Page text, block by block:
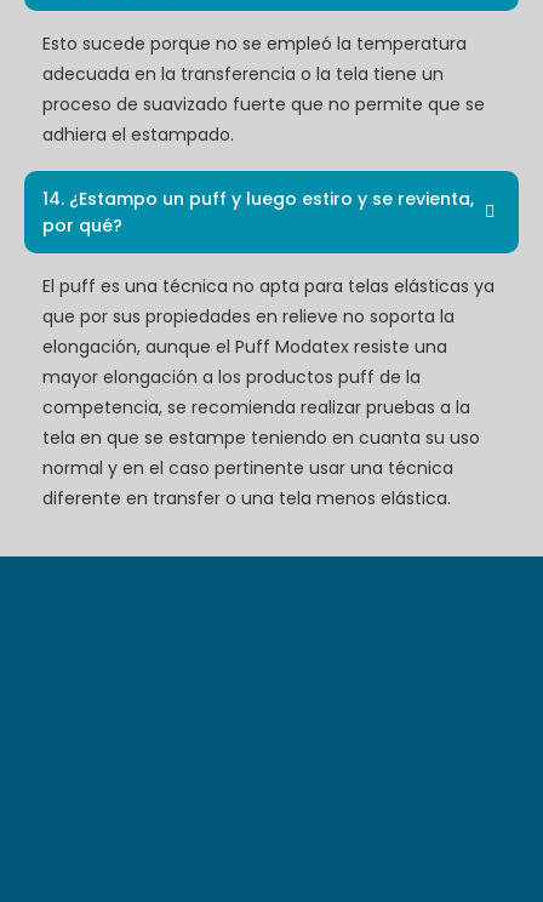
Esto sucede porque no se empleó la temperatura
adecuada en la transferencia o la tela tiene un
proceso de suavizado fuerte que no permite que se
adhiera el estampado.
14. ¿Estampo un puff y luego estiro y se revienta,
por qué?
El puff es una técnica no apta para telas elásticas ya
que por sus propiedades en relieve no soporta la
elongación, aunque el Puff Modatex resiste una
mayor elongación a los productos puff de la
competencia, se recomienda realizar pruebas a la
tela en que se estampe teniendo en cuanta su uso
normal y en el caso pertinente usar una técnica
diferente en transfer o una tela menos elástica.